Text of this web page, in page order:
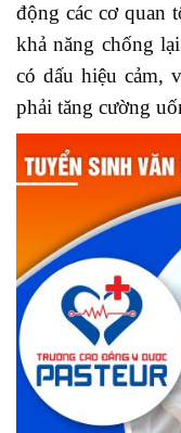
động các cơ quan
khả năng chống
có dấu hiệu cảm,
phải tăng cường